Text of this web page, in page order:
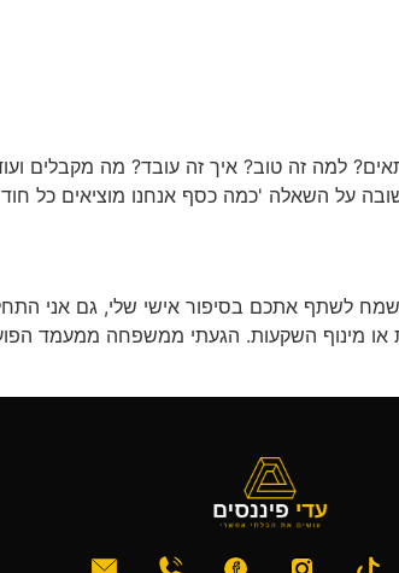
למה זה טוב? איך זה עובד? מה מקבלים
על השאלה 'כמה כסף אנחנו מוציאים כל
לשתף אתכם בסיפור אישי שלי, גם אני